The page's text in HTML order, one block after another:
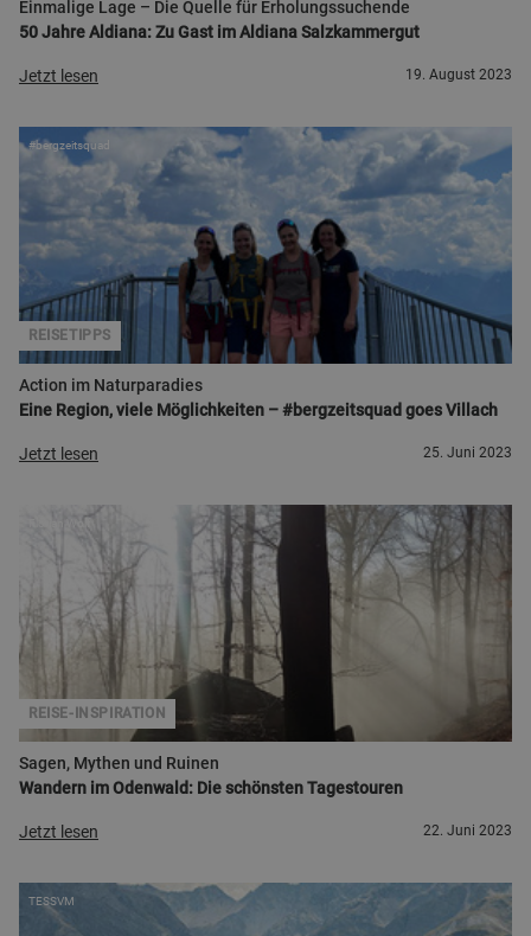
Einmalige Lage – Die Quelle für Erholungssuchende
50 Jahre Aldiana: Zu Gast im Aldiana Salzkammergut
Jetzt lesen 19. August 2023
Action im Naturparadies
Eine Region, viele Möglichkeiten – #bergzeitsquad goes Villach
REISETIPPS
#bergzeitsquad
Jetzt lesen 25. Juni 2023
Sagen, Mythen und Ruinen
Wandern im Odenwald: Die schönsten Tagestouren
REISE-INSPIRATION
Florian Wolf
Jetzt lesen 22. Juni 2023
TESSVM